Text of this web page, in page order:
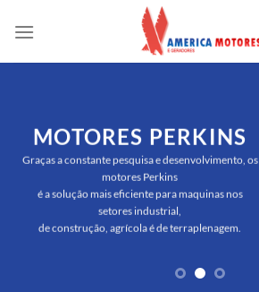
MOTORES PERKINS
Graças a constante pesquisa e desenvolvimento, os
motores Perkins
é a solução mais eficiente para maquinas nos
setores industrial,
de construção, agrícola é de terraplenagem.